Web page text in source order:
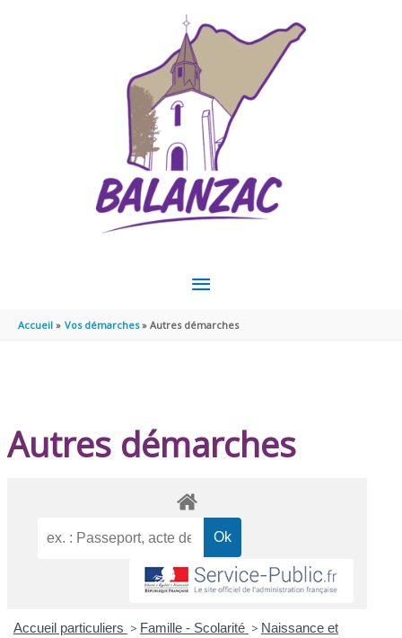
MENU
PRINCIPAL
Accueil Vos démarches Autres démarches
Autres démarches
Accueil particuliers > Famille - Scolarité > Naissance et